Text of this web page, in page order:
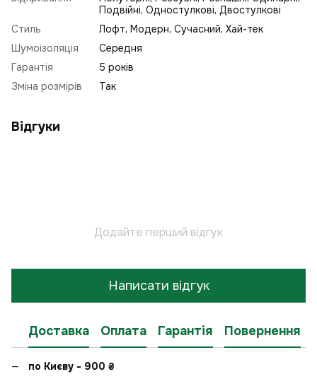
Подвійні, Одностулкові, Двостулкові
Стиль
Лофт, Модерн, Сучасний, Хай-тек
Шумоізоляція
Середня
Гарантія
5 років
Зміна розмірів
Так
Відгуки
Додайте перший відгук
Написати відгук
Доставка Оплата Гарантія Повернення
по Києву - 900 ₴